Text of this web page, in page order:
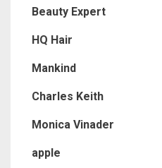
Beauty Expert
HQ Hair
Mankind
Charles Keith
Monica Vinader
apple